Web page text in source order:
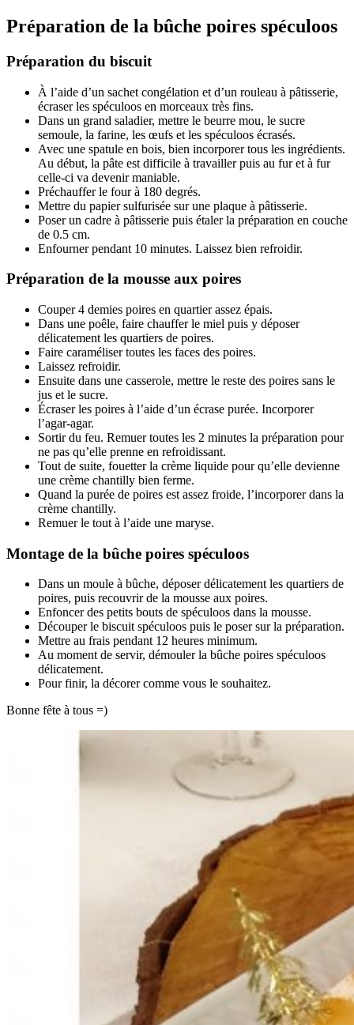
Préparation de la bûche poires spéculoos
Préparation du biscuit
À l’aide d’un sachet congélation et d’un rouleau à pâtisserie,
écraser les spéculoos en morceaux très fins.
Dans un grand saladier, mettre le beurre mou, le sucre
semoule, la farine, les œufs et les spéculoos écrasés.
Avec une spatule en bois, bien incorporer tous les ingrédients.
Au début, la pâte est difficile à travailler puis au fur et à fur
celle-ci va devenir maniable.
Préchauffer le four à 180 degrés.
Mettre du papier sulfurisée sur une plaque à pâtisserie.
Poser un cadre à pâtisserie puis étaler la préparation en couche
de 0.5 cm.
Enfourner pendant 10 minutes. Laissez bien refroidir.
Préparation de la mousse aux poires
Couper 4 demies poires en quartier assez épais.
Dans une poêle, faire chauffer le miel puis y déposer
délicatement les quartiers de poires.
Faire caraméliser toutes les faces des poires.
Laissez refroidir.
Ensuite dans une casserole, mettre le reste des poires sans le
jus et le sucre.
Écraser les poires à l’aide d’un écrase purée. Incorporer
l’agar-agar.
Sortir du feu. Remuer toutes les 2 minutes la préparation pour
ne pas qu’elle prenne en refroidissant.
Tout de suite, fouetter la crème liquide pour qu’elle devienne
une crème chantilly bien ferme.
Quand la purée de poires est assez froide, l’incorporer dans la
crème chantilly.
Remuer le tout à l’aide une maryse.
Montage de la bûche poires spéculoos
Dans un moule à bûche, déposer délicatement les quartiers de
poires, puis recouvrir de la mousse aux poires.
Enfoncer des petits bouts de spéculoos dans la mousse.
Découper le biscuit spéculoos puis le poser sur la préparation.
Mettre au frais pendant 12 heures minimum.
Au moment de servir, démouler la bûche poires spéculoos
délicatement.
Pour finir, la décorer comme vous le souhaitez.
Bonne fête à tous =)